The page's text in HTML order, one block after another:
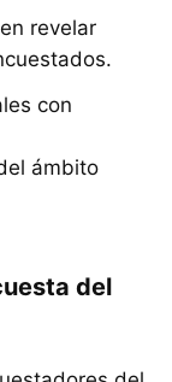
revelar
con
ámbito
del